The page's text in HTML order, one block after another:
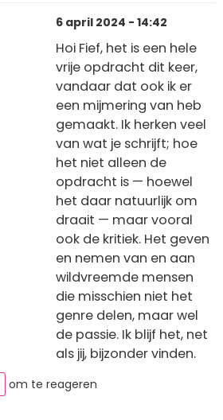
6 april 2024 - 14:42
Hoi Fief, het is een hele
vrije opdracht dit keer,
vandaar dat ook ik er
een mijmering van heb
gemaakt. Ik herken veel
van wat je schrijft; hoe
het niet alleen de
opdracht is — hoewel
het daar natuurlijk om
draait — maar vooral
ook de kritiek. Het geven
en nemen van en aan
wildvreemde mensen
die misschien niet het
genre delen, maar wel
de passie. Ik blijf het, net
als jij, bijzonder vinden.
om te reageren